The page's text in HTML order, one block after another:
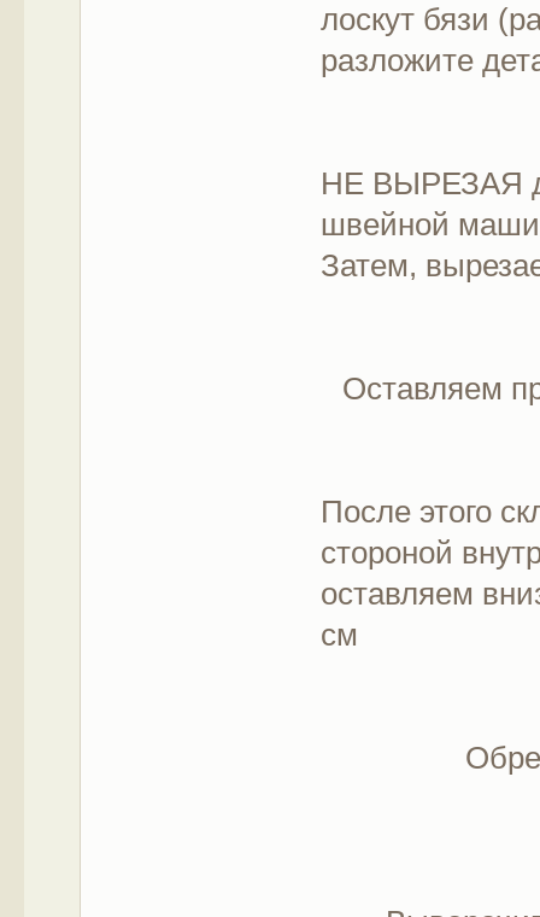
лоскут бязи
разложите
НЕ ВЫРЕЗАЯ
швейной
Затем,
Оставляем
После этого
стороной
оставляем
см